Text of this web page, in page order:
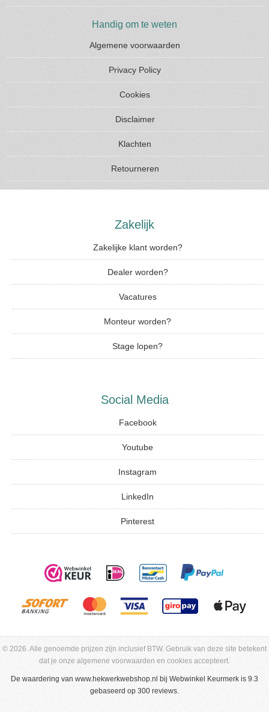
Handig om te weten
Algemene voorwaarden
Privacy Policy
Cookies
Disclaimer
Klachten
Retourneren
Zakelijk
Zakelijke klant worden?
Dealer worden?
Vacatures
Monteur worden?
Stage lopen?
Social Media
Facebook
Youtube
Instagram
LinkedIn
Pinterest
© 2026. Alle genoemde prijzen zijn inclusief BTW. Gebruik van deze site betekent
dat je onze algemene voorwaarden en cookies accepteert.
De waardering van www.hekwerkwebshop.nl bij Webwinkel Keurmerk is 9.3
gebaseerd op 300 reviews.